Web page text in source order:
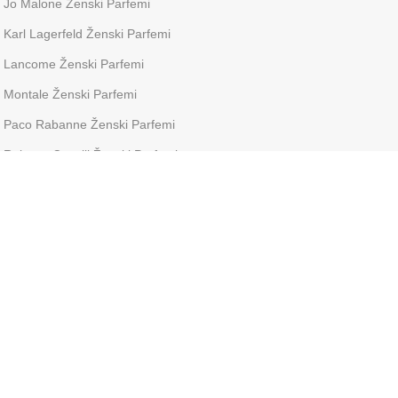
Jo Malone Ženski Parfemi
Karl Lagerfeld Ženski Parfemi
Lancome Ženski Parfemi
Montale Ženski Parfemi
Paco Rabanne Ženski Parfemi
Roberto Cavalli Ženski Parfemi